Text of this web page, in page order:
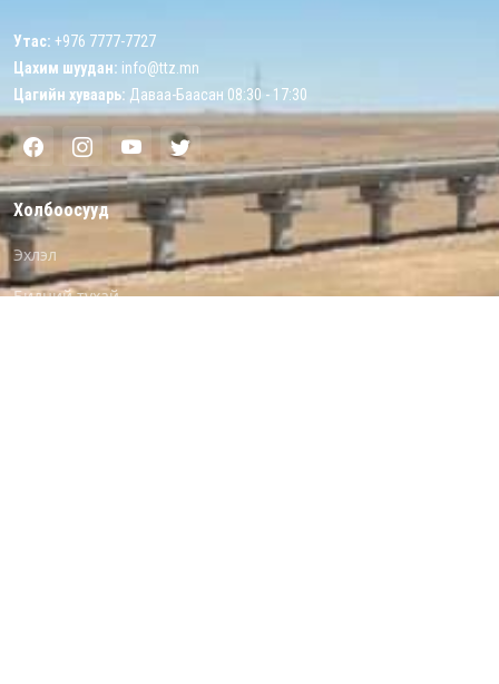
Утас: +976 7777-7727
Цахим шуудан: info@ttz.mn
Цагийн хуваарь: Даваа-Баасан 08:30 - 17:30
Холбоосууд
Эхлэл
Бидний тухай